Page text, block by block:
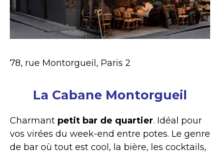
78, rue Montorgueil, Paris 2
La Cabane Montorgueil
Charmant petit bar de quartier. Idéal pour
vos virées du week-end entre potes. Le genre
de bar où tout est cool, la bière, les cocktails,